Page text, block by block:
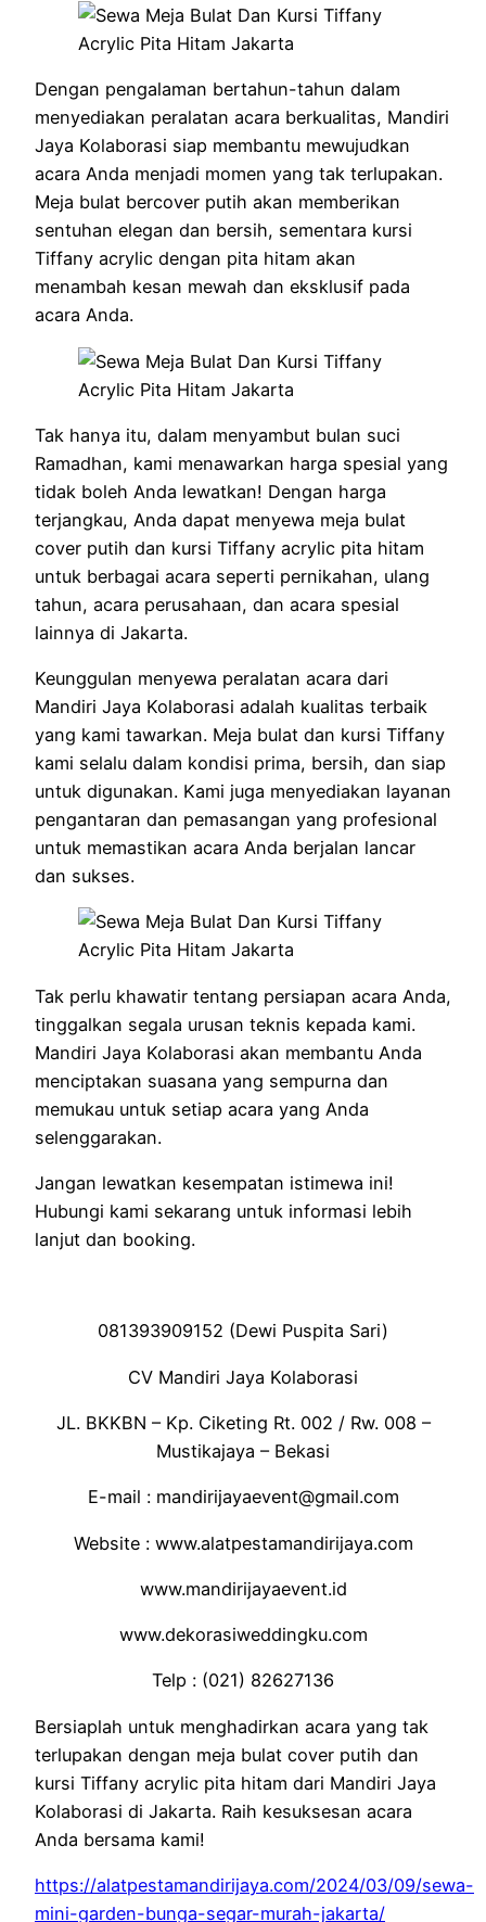
Dengan pengalaman bertahun-tahun dalam
menyediakan peralatan acara berkualitas, Mandiri
Jaya Kolaborasi siap membantu mewujudkan
acara Anda menjadi momen yang tak terlupakan.
Meja bulat bercover putih akan memberikan
sentuhan elegan dan bersih, sementara kursi
Tiffany acrylic dengan pita hitam akan
menambah kesan mewah dan eksklusif pada
acara Anda.
Tak hanya itu, dalam menyambut bulan suci
Ramadhan, kami menawarkan harga spesial yang
tidak boleh Anda lewatkan! Dengan harga
terjangkau, Anda dapat menyewa meja bulat
cover putih dan kursi Tiffany acrylic pita hitam
untuk berbagai acara seperti pernikahan, ulang
tahun, acara perusahaan, dan acara spesial
lainnya di Jakarta.
Keunggulan menyewa peralatan acara dari
Mandiri Jaya Kolaborasi adalah kualitas terbaik
yang kami tawarkan. Meja bulat dan kursi Tiffany
kami selalu dalam kondisi prima, bersih, dan siap
untuk digunakan. Kami juga menyediakan layanan
pengantaran dan pemasangan yang profesional
untuk memastikan acara Anda berjalan lancar
dan sukses.
Tak perlu khawatir tentang persiapan acara Anda,
tinggalkan segala urusan teknis kepada kami.
Mandiri Jaya Kolaborasi akan membantu Anda
menciptakan suasana yang sempurna dan
memukau untuk setiap acara yang Anda
selenggarakan.
Jangan lewatkan kesempatan istimewa ini!
Hubungi kami sekarang untuk informasi lebih
lanjut dan booking.
081393909152 (Dewi Puspita Sari)
CV Mandiri Jaya Kolaborasi
JL. BKKBN – Kp. Ciketing Rt. 002 / Rw. 008 –
Mustikajaya – Bekasi
E-mail : mandirijayaevent@gmail.com
Website : www.alatpestamandirijaya.com
www.mandirijayaevent.id
www.dekorasiweddingku.com
Telp : (021) 82627136
Bersiaplah untuk menghadirkan acara yang tak
terlupakan dengan meja bulat cover putih dan
kursi Tiffany acrylic pita hitam dari Mandiri Jaya
Kolaborasi di Jakarta. Raih kesuksesan acara
Anda bersama kami!
https://alatpestamandirijaya.com/2024/03/09/sewa-
mini-garden-bunga-segar-murah-jakarta/